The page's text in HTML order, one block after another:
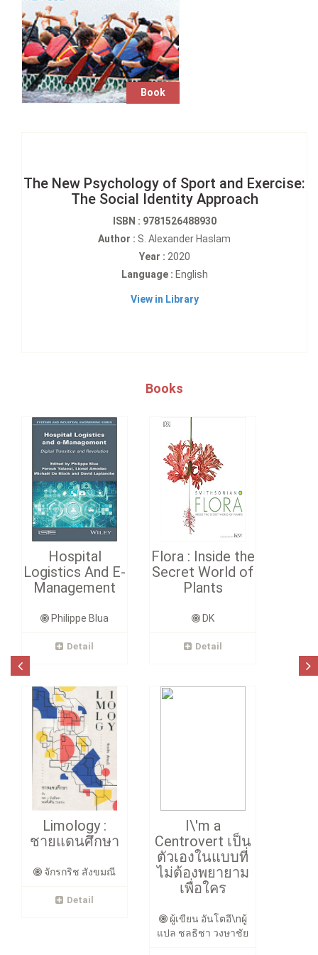
Book
The New Psychology of Sport and Exercise:
The Social Identity Approach
ISBN : 9781526488930
Author : S. Alexander Haslam
Year : 2020
Language : English
View in Library
Books
Hospital
Logistics And E-
Management
Philippe Blua
Detail
Flora : Inside the
Secret World of
Plants
DK
Detail
Limology :
ชายแดนศึกษา
จักรกริช สังขมณี
Detail
I\'m a
Centrovert เป็น
ตัวเองในแบบที่
ไม่ต้องพยายาม
เพื่อใคร
ผู้เขียน อันโตอี\nผู้
แปล ชลธิชา วงษาชัย